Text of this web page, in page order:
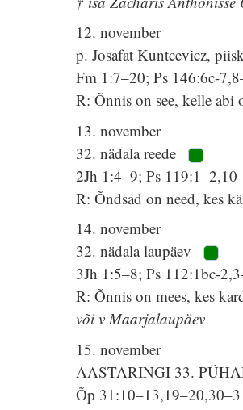
12. november
p. Josafat Kuntcevicz,
Fm 1:7–20; Ps 146:6c-
R: Õnnis on see, kelle abi
13. november
32. nädala reede
2Jh 1:4–9; Ps
R: Õndsad on need, kes
14. november
32. nädala laupäev
3Jh 1:5–8; Ps 112:1bc-
R: Õnnis on mees, kes
või v Maarjalaupäev
15. november
AASTARINGI 33.
Õp